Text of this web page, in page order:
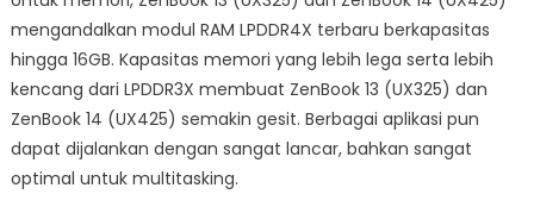
mengandalkan modul RAM LPDDR4X terbaru berkapasitas
hingga 16GB. Kapasitas memori yang lebih lega serta lebih
kencang dari LPDDR3X membuat ZenBook 13 (UX325) dan
ZenBook 14 (UX425) semakin gesit. Berbagai aplikasi pun
dapat dijalankan dengan sangat lancar, bahkan sangat
optimal untuk multitasking.